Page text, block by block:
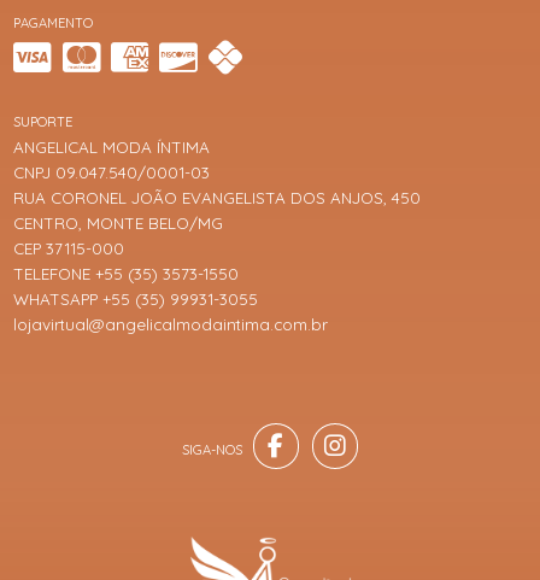
PAGAMENTO
SUPORTE
ANGELICAL MODA ÍNTIMA
CNPJ 09.047.540/0001-03
RUA CORONEL JOÃO EVANGELISTA DOS ANJOS, 450
CENTRO, MONTE BELO/MG
CEP 37115-000
TELEFONE +55 (35) 3573-1550
WHATSAPP +55 (35) 99931-3055
lojavirtual@angelicalmodaintima.com.br